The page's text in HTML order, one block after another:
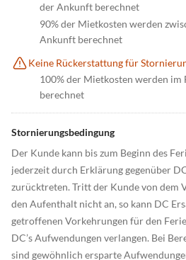
der Ankunft berechnet
90% der Mietkosten werden
Ankunft berechnet
Keine Rückerstattung für
100% der Mietkosten werden im
berechnet
Stornierungsbedingung
Der Kunde kann bis zum Beginn des
jederzeit durch Erklärung gegenüber
zurücktreten. Tritt der Kunde von dem
den Aufenthalt nicht an, so kann DC
getroffenen Vorkehrungen für den
DC’s Aufwendungen verlangen. Bei
sind gewöhnlich ersparte